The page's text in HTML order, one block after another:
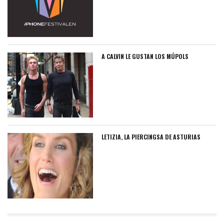
A CALVIN LE GUSTAN LOS MÚPOLS
LETIZIA, LA PIERCINGSA DE ASTURIAS